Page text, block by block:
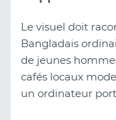
Le visuel doit
Bangladais
de jeunes
cafés locaux
un ordinateur